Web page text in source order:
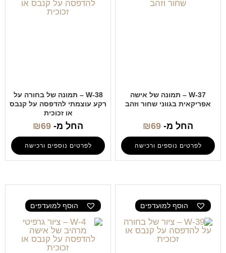
W-37 – תמונה של אישה
אפריקאית בגווני שחור וזהב
החל מ- ₪69
לפרטים נוספים ורכישה
W-38 – תמונה של בחורה על
רקע עוצמתי להדפסה על קנבס
או זכוכית
החל מ- ₪69
לפרטים נוספים ורכישה
הוסף למועדפים הוסף למועדפים